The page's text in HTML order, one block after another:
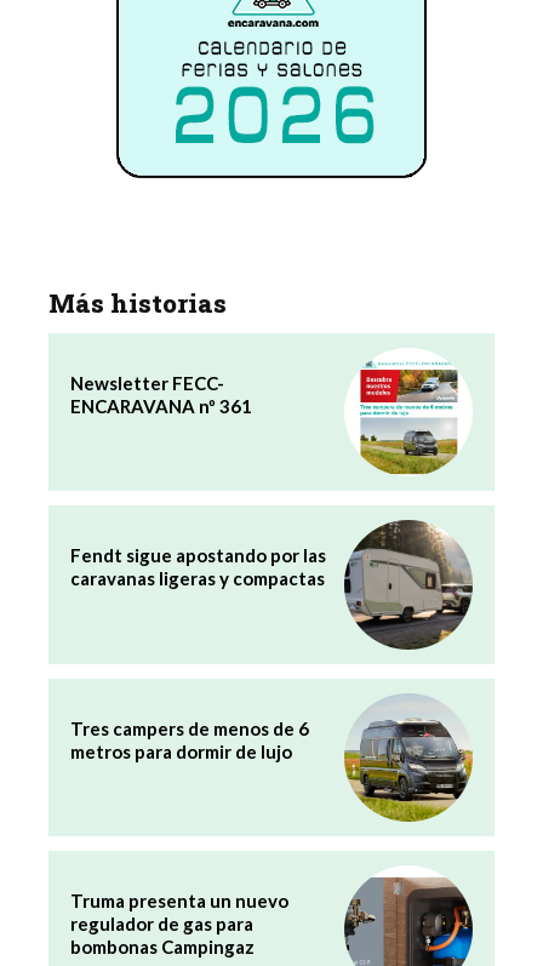
Más historias
Newsletter FECC-
ENCARAVANA nº 361
Fendt sigue apostando por las
caravanas ligeras y compactas
Tres campers de menos de 6
metros para dormir de lujo
Truma presenta un nuevo
regulador de gas para
bombonas Campingaz